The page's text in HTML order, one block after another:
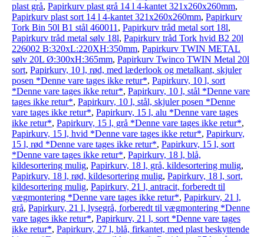
plast grå, Papirkurv plast grå 14 l 4-kantet 321x260x260mm,
Papirkurv plast sort 14 l 4-kantet 321x260x260mm, Papirkurv
Tork Bin 50l B1 stål 460011 , Papirkurv tråd metal sort 18l,
Papirkurv tråd metal sølv 18l, Papirkurv tråd Tork hvid B2 20l
226002 B:320xL:220XH:350mm, Papirkurv TWIN METAL
sølv 20L Ø:300xH:365mm, Papirkurv Twinco TWIN Metal 20l
sort, Papirkurv, 10 l, rød, med læderlook og metalkant, skjuler
posen *Denne vare tages ikke retur*, Papirkurv, 10 l, sort
*Denne vare tages ikke retur*, Papirkurv, 10 l, stål *Denne vare
tages ikke retur*, Papirkurv, 10 l, stål, skjuler posen *Denne
vare tages ikke retur*, Papirkurv, 15 l, alu *Denne vare tages
ikke retur*, Papirkurv, 15 l, grå *Denne vare tages ikke retur*,
Papirkurv, 15 l, hvid *Denne vare tages ikke retur*, Papirkurv,
15 l, rød *Denne vare tages ikke retur*, Papirkurv, 15 l, sort
*Denne vare tages ikke retur*, Papirkurv, 18 l, blå,
kildesortering mulig, Papirkurv, 18 l, grå, kildesortering mulig,
Papirkurv, 18 l, rød, kildesortering mulig, Papirkurv, 18 l, sort,
kildesortering mulig, Papirkurv, 21 l, antracit, forberedt til
vægmontering *Denne vare tages ikke retur*, Papirkurv, 21 l,
grå, Papirkurv, 21 l, lysegrå, forberedt til vægmontering *Denne
vare tages ikke retur*, Papirkurv, 21 l, sort *Denne vare tages
ikke retur*, Papirkurv, 27 l, blå, firkantet, med plast beskyttende